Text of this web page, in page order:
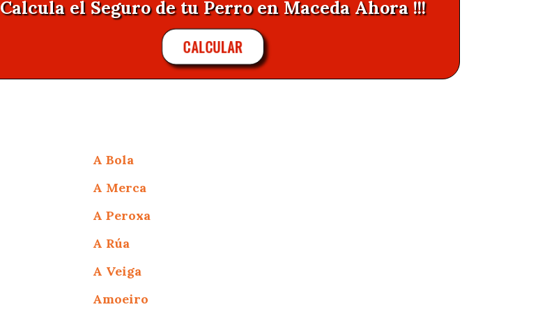
Calcula el Seguro de tu Perro en Maceda Ahora !!!
CALCULAR
A Bola
A Merca
A Peroxa
A Rúa
A Veiga
Amoeiro